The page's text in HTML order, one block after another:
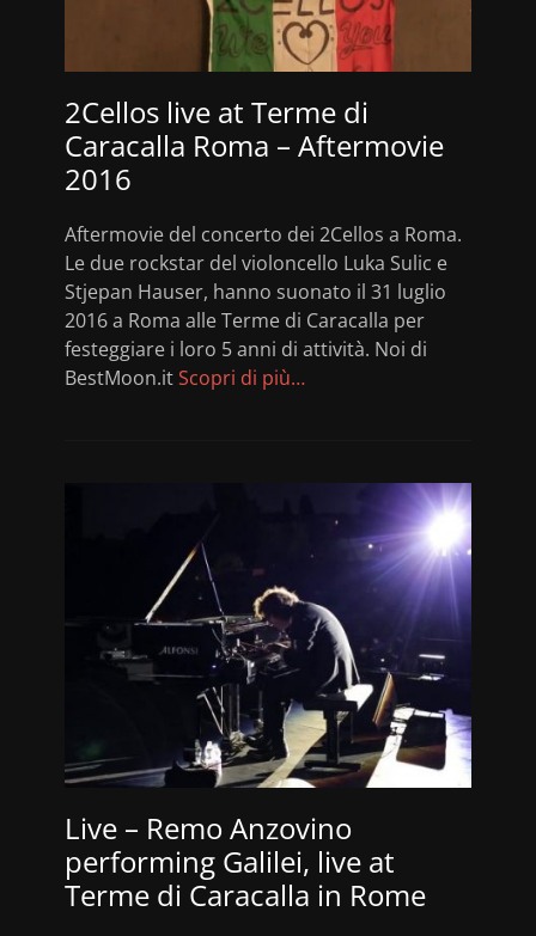
2Cellos live at Terme di
Caracalla Roma – Aftermovie
2016
Aftermovie del concerto dei 2Cellos a Roma.
Le due rockstar del violoncello Luka Sulic e
Stjepan Hauser, hanno suonato il 31 luglio
2016 a Roma alle Terme di Caracalla per
festeggiare i loro 5 anni di attività. Noi di
BestMoon.itScopri di più…
Live – Remo Anzovino
performing Galilei, live at
Terme di Caracalla​ in Rome